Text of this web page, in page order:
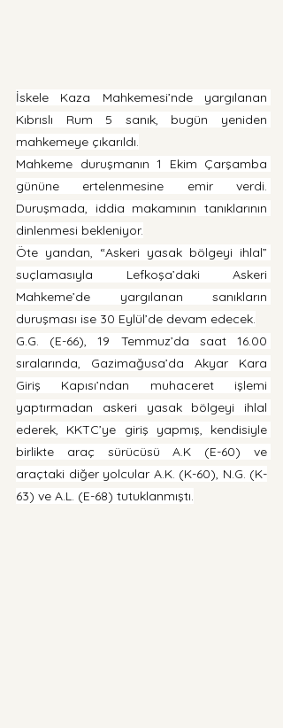
İskele Kaza Mahkemesi’nde yargılanan
Kıbrıslı Rum 5 sanık, bugün yeniden
mahkemeye çıkarıldı.
Mahkeme duruşmanın 1 Ekim Çarşamba
gününe ertelenmesine emir verdi.
Duruşmada, iddia makamının tanıklarının
dinlenmesi bekleniyor.
Öte yandan, “Askeri yasak bölgeyi ihlal”
suçlamasıyla Lefkoşa’daki Askeri
Mahkeme’de yargılanan sanıkların
duruşması ise 30 Eylül’de devam edecek.
G.G. (E-66), 19 Temmuz’da saat 16.00
sıralarında, Gazimağusa’da Akyar Kara
Giriş Kapısı’ndan muhaceret işlemi
yaptırmadan askeri yasak bölgeyi ihlal
ederek, KKTC’ye giriş yapmış, kendisiyle
birlikte araç sürücüsü A.K (E-60) ve
araçtaki diğer yolcular A.K. (K-60), N.G. (K-
63) ve A.L. (E-68) tutuklanmıştı.